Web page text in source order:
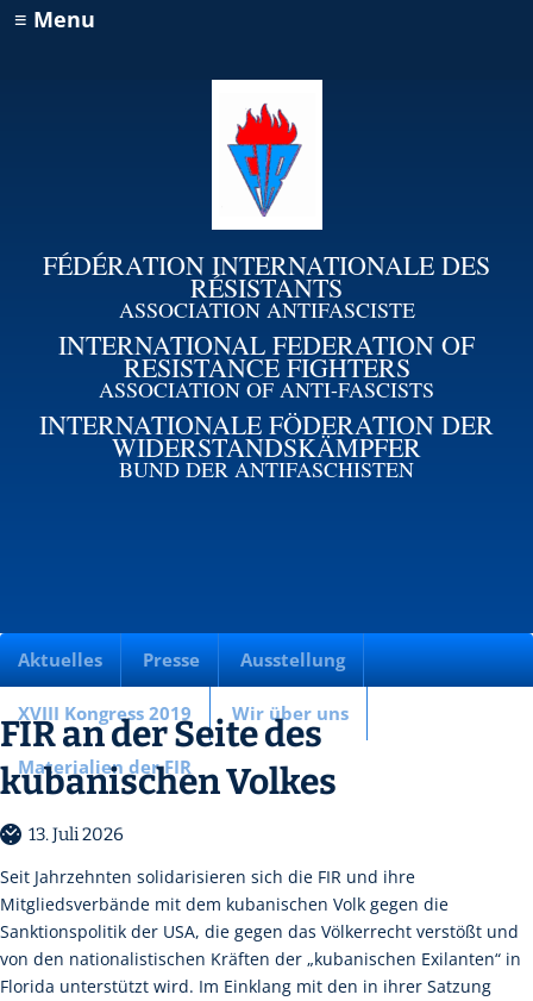
≡ Menu
FÉDÉRATION INTERNATIONALE DES
RÉSISTANTS
ASSOCIATION ANTIFASCISTE
INTERNATIONAL FEDERATION OF
RESISTANCE FIGHTERS
ASSOCIATION OF ANTI-FASCISTS
INTERNATIONALE FÖDERATION DER
WIDERSTANDSKÄMPFER
BUND DER ANTIFASCHISTEN
Aktuelles Presse Ausstellung
XVIII Kongress 2019 Wir über uns
Materialien der FIR
FIR an der Seite des
kubanischen Volkes
13. Juli 2026
Seit Jahrzehnten solidarisieren sich die FIR und ihre
Mitgliedsverbände mit dem kubanischen Volk gegen die
Sanktionspolitik der USA, die gegen das Völkerrecht verstößt und
von den nationalistischen Kräften der „kubanischen Exilanten“ in
Florida unterstützt wird. Im Einklang mit den in ihrer Satzung